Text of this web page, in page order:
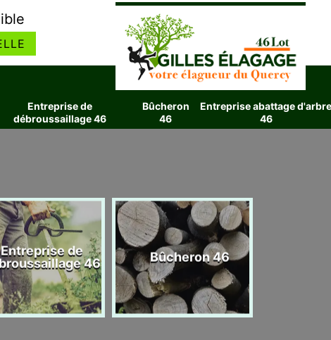
Entreprise de
débroussaillage 46
Bûcheron
46
Entreprise abattage d'arbre
46
Entreprise de
46
Bûcheron 46